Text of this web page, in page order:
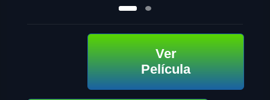
Ver
Película